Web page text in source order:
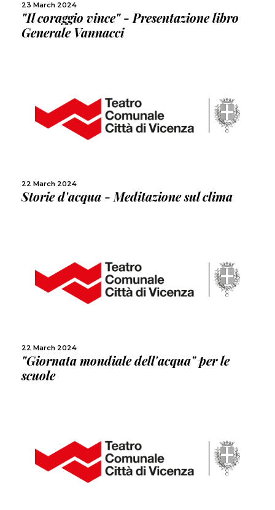
23 March 2024
"Il coraggio vince" - Presentazione libro
Generale Vannacci
22 March 2024
Storie d'acqua - Meditazione sul clima
MORE
22 March 2024
"Giornata mondiale dell'acqua" per le
scuole
MORE
MORE